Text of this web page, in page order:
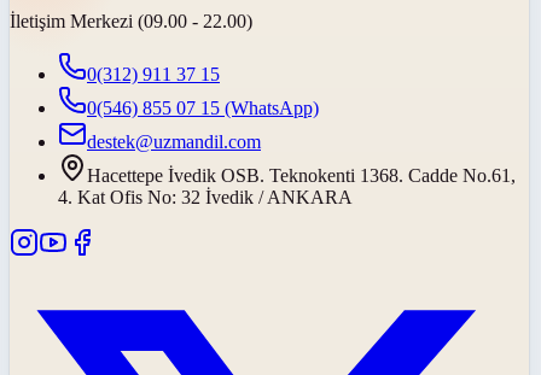
İletişim Merkezi (09.00 - 22.00)
0(312) 911 37 15
0(546) 855 07 15 (WhatsApp)
destek@uzmandil.com
Hacettepe İvedik OSB. Teknokenti 1368. Cadde No.61,
4. Kat Ofis No: 32 İvedik / ANKARA